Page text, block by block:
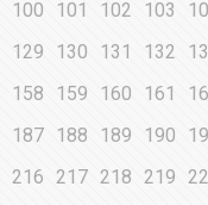
100 101 102 103
129 130 131 132
158 159 160 161
187 188 189 190
216 217 218 219